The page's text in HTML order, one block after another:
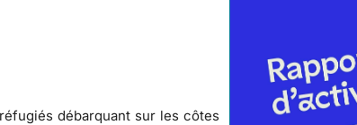
débarquant sur les côtes